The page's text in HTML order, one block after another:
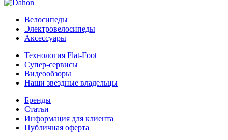
Велосипеды
Электровелосипеды
Аксессуары
Технология Flat-Foot
Супер-сервисы
Видеообзоры
Наши звездные владельцы
Бренды
Статьи
Информация для клиента
Публичная оферта